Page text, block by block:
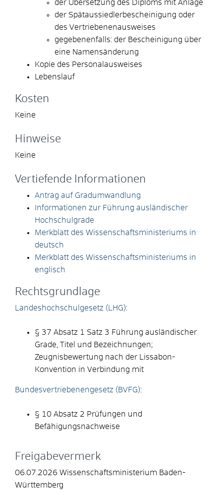
der Übersetzung des Diploms mit Anlage
der Spätaussiedlerbescheinigung oder
des Vertriebenenausweises
gegebenenfalls: der Bescheinigung über
eine Namensänderung
Kopie des Personalausweises
Lebenslauf
Kosten
Keine
Hinweise
Keine
Vertiefende Informationen
Antrag auf Gradumwandlung
Informationen zur Führung ausländischer
Hochschulgrade
Merkblatt des Wissenschaftsministeriums in
deutsch
Merkblatt des Wissenschaftsministeriums in
englisch
Rechtsgrundlage
Landeshochschulgesetz (LHG):
§ 37 Absatz 1 Satz 3 Führung ausländischer
Grade, Titel und Bezeichnungen;
Zeugnisbewertung nach der Lissabon-
Konvention in Verbindung mit
Bundesvertriebenengesetz (BVFG):
§ 10 Absatz 2 Prüfungen und
Befähigungsnachweise
Freigabevermerk
06.07.2026 Wissenschaftsministerium Baden-
Württemberg